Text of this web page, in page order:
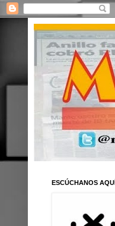
ESCÚCHANOS